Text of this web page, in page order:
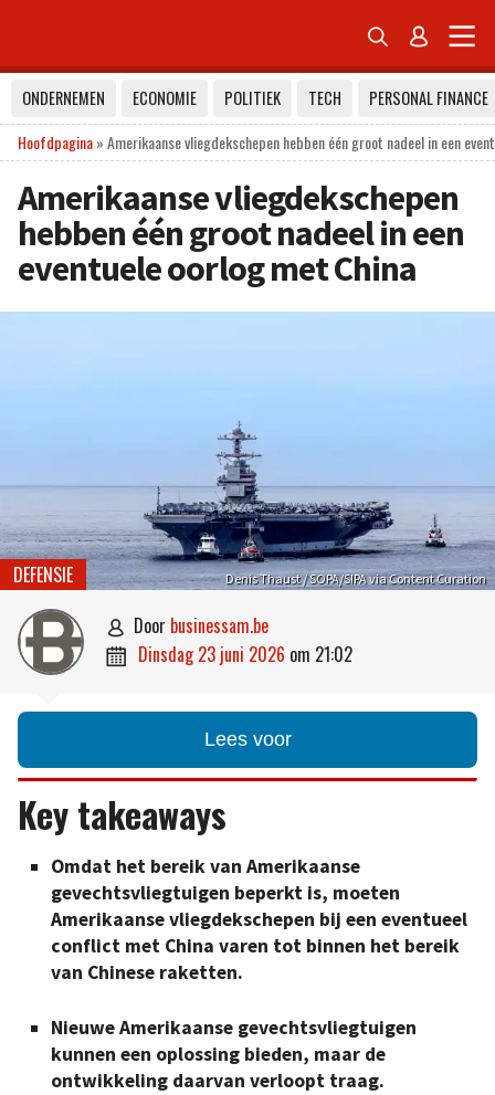
 
ONDERNEMEN ECONOMIE POLITIEK TECH
PERSONAL FINANCE
Hoofdpagina»Amerikaanse vliegdekschepen hebben één groot nadeel in een
Amerikaanse vliegdekschepen
hebben één groot nadeel in een
eventuele oorlog met China
Denis Thaust / SOPA/SIPA via Content Curation
DEFENSIE
 door businessam.be
 dinsdag 23 juni 2026 om 21:02
Lees voor
Key takeaways
Omdat het bereik van Amerikaanse
gevechtsvliegtuigen beperkt is, moeten
Amerikaanse vliegdekschepen bij een eventueel
conflict met China varen tot binnen het bereik
van Chinese raketten.
Nieuwe Amerikaanse gevechtsvliegtuigen
kunnen een oplossing bieden, maar de
ontwikkeling daarvan verloopt traag.